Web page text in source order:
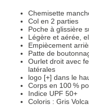
Chemisette
Col en 2 parties
Poche à glissière
Légère et aérée,
Empiècement
Patte de
Ourlet droit avec
latérales
logo [+] dans le
Corps en 100 %
Indice UPF 50+
Coloris : Gris